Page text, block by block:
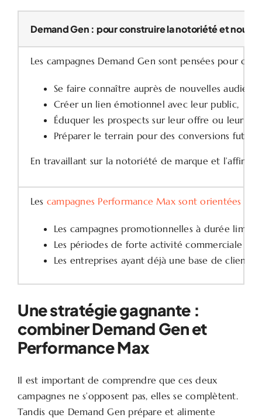
Demand Gen : pour construire la notoriété et
Les campagnes Demand Gen sont pensées pour
Se faire connaître auprès de nouvelles
Créer un lien émotionnel avec leur public,
Éduquer les prospects sur leur offre ou leur
Préparer le terrain pour des conversions
En travaillant sur la notoriété de marque et
Les campagnes Performance Max sont orientées
Les campagnes promotionnelles à durée
Les périodes de forte activité commerciale
Les entreprises ayant déjà une base de
Une stratégie gagnante :
combiner Demand Gen et
Performance Max
Il est important de comprendre que ces deux
campagnes ne s’opposent pas, elles se complètent.
Tandis que Demand Gen prépare et alimente